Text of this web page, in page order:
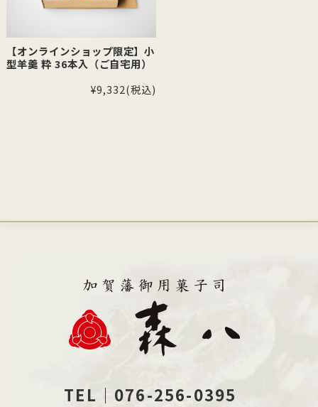
【オンラインショップ限定】小
型羊羹 粋 36本入（ご自宅用）
¥9,332(税込)
TEL｜076-256-0395